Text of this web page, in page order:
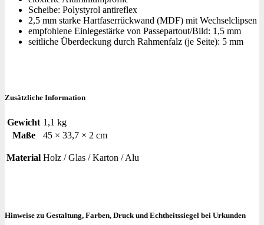
Scheibe: Polystyrol antireflex
2,5 mm starke Hartfaserrückwand (MDF) mit Wechselclipsen
empfohlene Einlegestärke von Passepartout/Bild: 1,5 mm
seitliche Überdeckung durch Rahmenfalz (je Seite): 5 mm
Zusätzliche Information
Gewicht 1,1 kg
Maße
45 × 33,7 × 2 cm
Material Holz / Glas / Karton / Alu
Hinweise zu Gestaltung, Farben, Druck und Echtheitssiegel bei Urkunden